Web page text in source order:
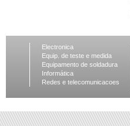
Electronica
Equip. de teste e medida
Equipamento de soldadura
Informática
Redes e telecomunicacoes